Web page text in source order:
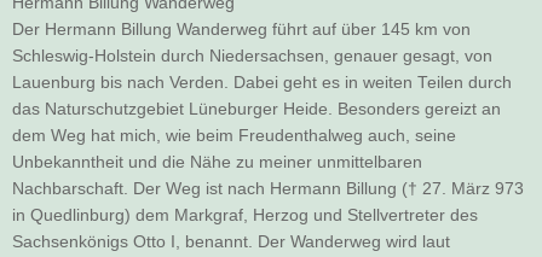
Der Hermann Billung Wanderweg führt auf über 145 km von
Schleswig-Holstein durch Niedersachsen, genauer gesagt, von
Lauenburg bis nach Verden. Dabei geht es in weiten Teilen durch
das Naturschutzgebiet Lüneburger Heide. Besonders gereizt an
dem Weg hat mich, wie beim Freudenthalweg auch, seine
Unbekanntheit und die Nähe zu meiner unmittelbaren
Nachbarschaft. Der Weg ist nach Hermann Billung († 27. März 973
in Quedlinburg) dem Markgraf, Herzog und Stellvertreter des
Sachsenkönigs Otto I, benannt. Der Wanderweg wird laut